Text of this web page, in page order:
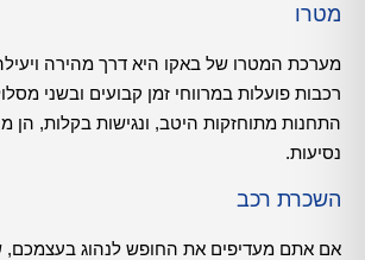
מטרו
מערכת המטרו של באקו היא דרך מהירה
רכבות פועלות במרווחי זמן קבועים ובשני
נסיעות.
השכרת רכב
אם אתם מעדיפים את החופש לנהוג בעצמכם,